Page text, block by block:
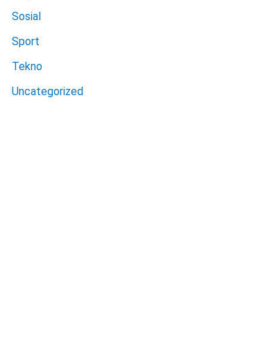
Sosial
Sport
Tekno
Uncategorized